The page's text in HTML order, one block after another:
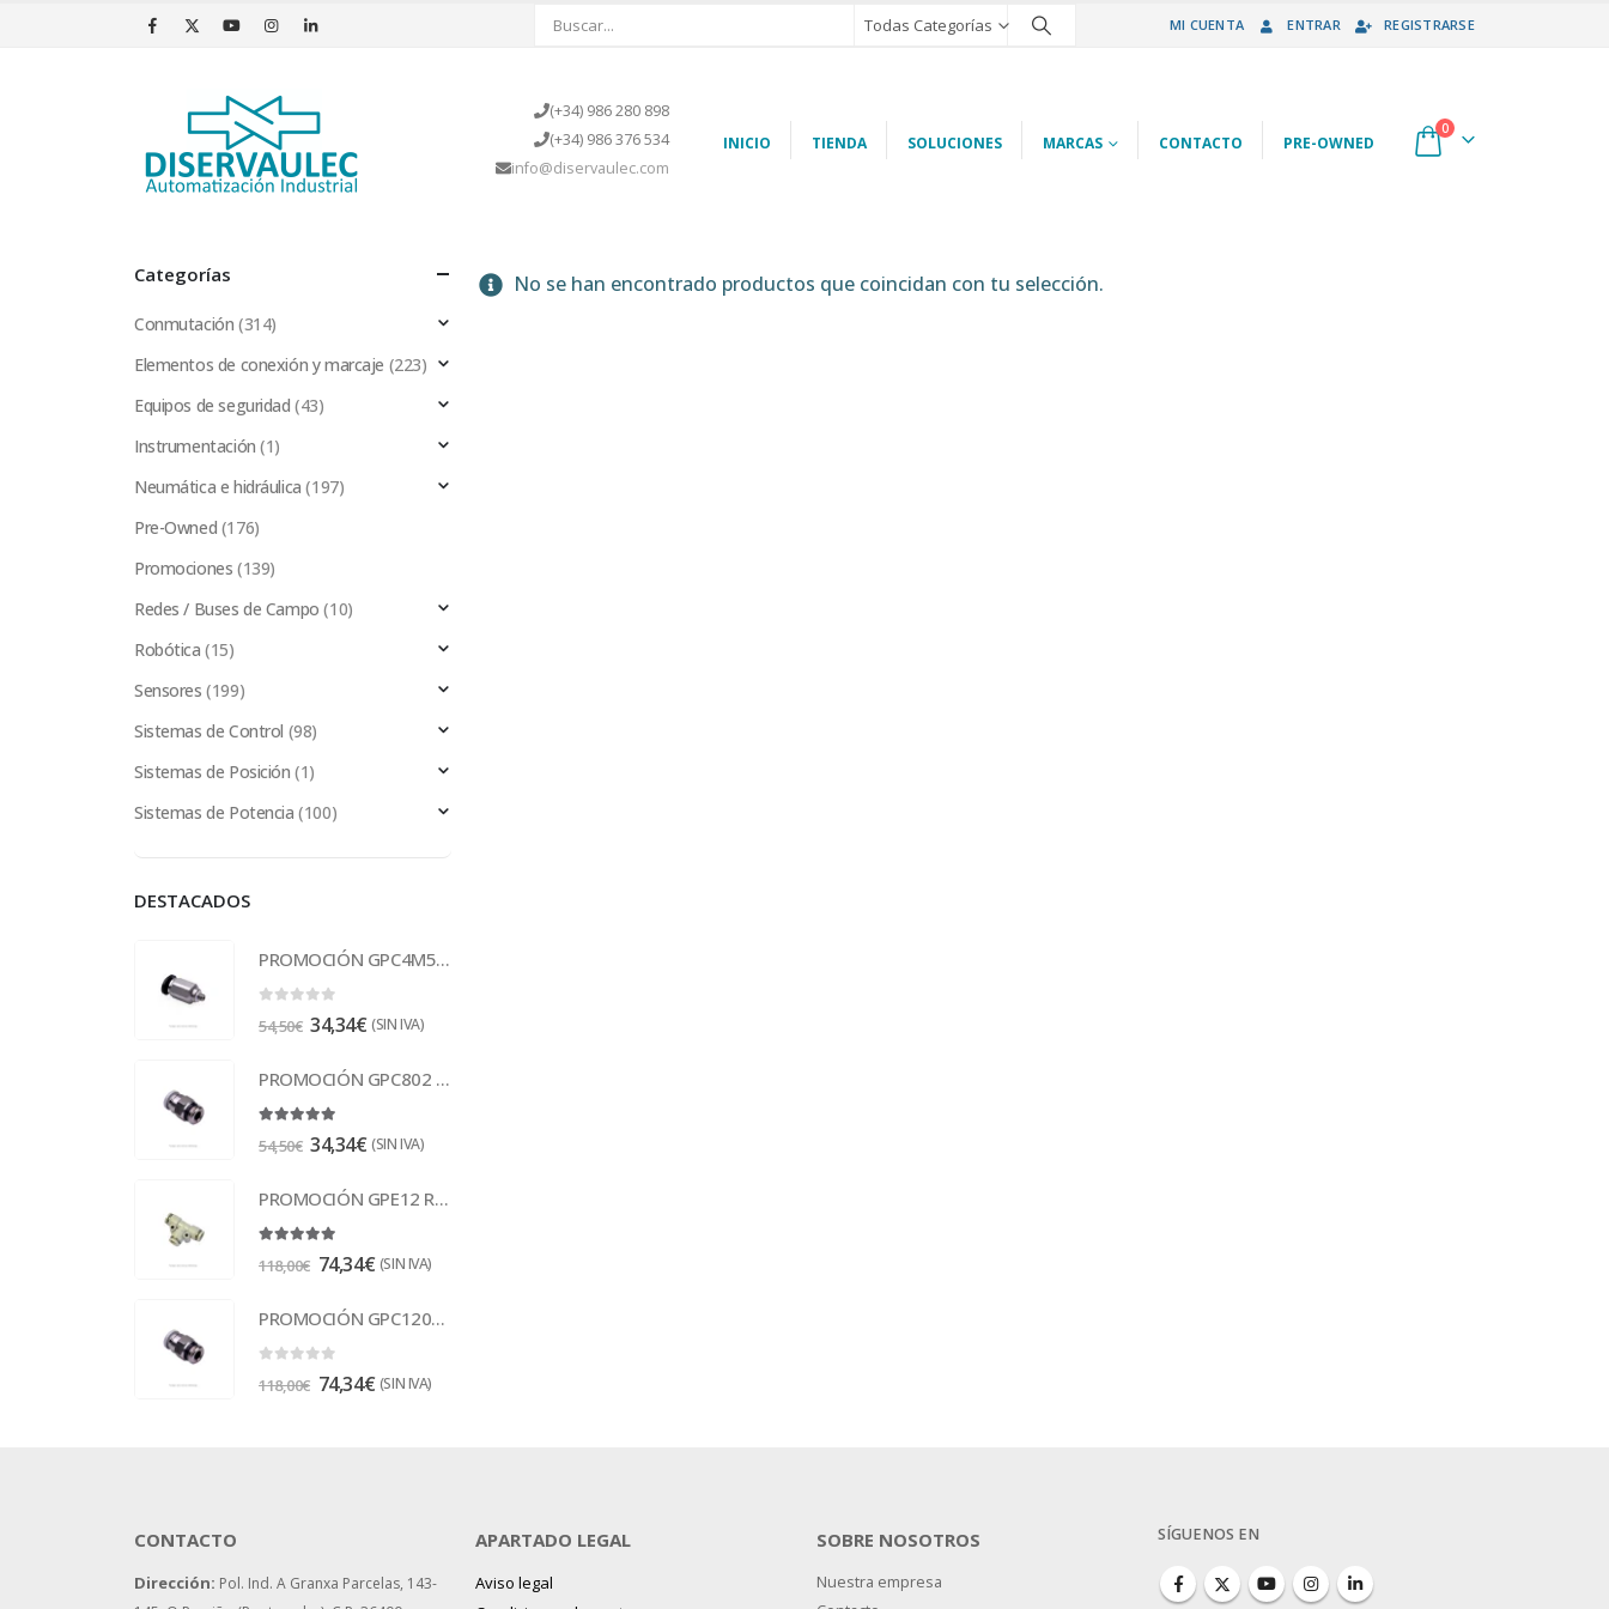
Todas Categorías MI CUENTA ENTRAR REGISTRARSE
(+34) 986 280 898
(+34) 986 376 534
info@diservaulec.com
INICIO TIENDA SOLUCIONES MARCAS CONTACTO PRE-OWNED
0
No se han encontrado productos que coincidan con tu selección.
Categorías
Conmutación (314)
Elementos de conexión y marcaje (223)
Equipos de seguridad (43)
Instrumentación (1)
Neumática e hidráulica (197)
Pre-Owned (176)
Promociones (139)
Redes / Buses de Campo (10)
Robótica (15)
Sensores (199)
Sistemas de Control (98)
Sistemas de Posición (1)
Sistemas de Potencia (100)
DESTACADOS
PROMOCIÓN GPC4M5-M Racor
54,50€ 34,34€ (SIN IVA)
PROMOCIÓN GPC802 Racor
54,50€ 34,34€ (SIN IVA)
PROMOCIÓN GPE12 Racor
118,00€ 74,34€ (SIN IVA)
PROMOCIÓN GPC1202 Racor
118,00€ 74,34€ (SIN IVA)
CONTACTO
Dirección: Pol. Ind. A Granxa Parcelas, 143-
APARTADO LEGAL
Aviso legal
SOBRE NOSOTROS
Nuestra empresa
SÍGUENOS EN